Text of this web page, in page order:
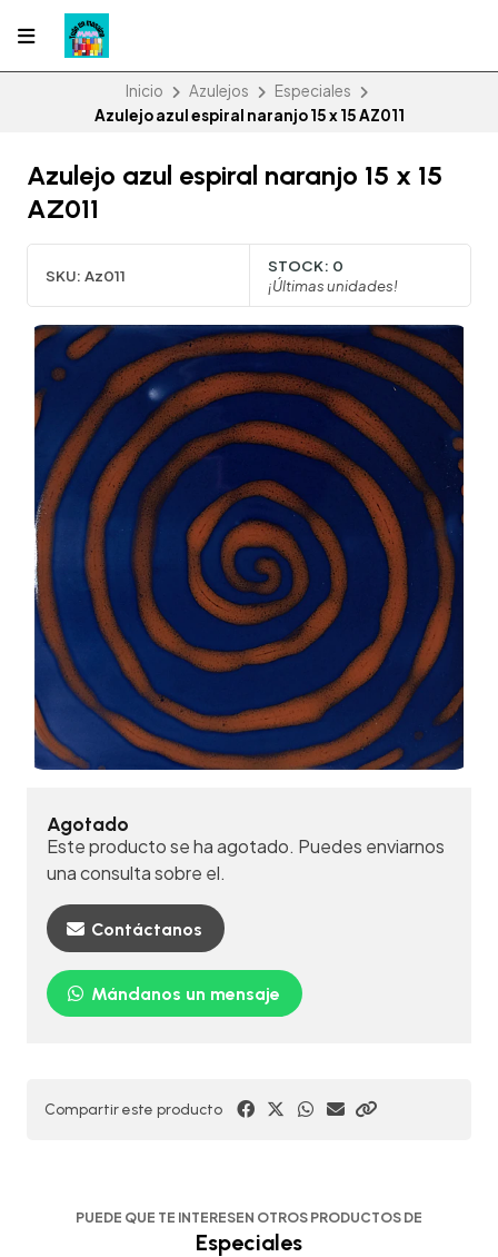
Inicio Azulejos
Especiales
Azulejo azul espiral naranjo 15 x 15 AZ011
Azulejo azul espiral naranjo 15 x 15
AZ011
SKU: Az011 STOCK: 0
¡Últimas unidades!
Agotado
Este producto se ha agotado. Puedes enviarnos
una consulta sobre el.
Contáctanos
Mándanos un mensaje
Compartir este producto
PUEDE QUE TE INTERESEN OTROS PRODUCTOS DE
Especiales